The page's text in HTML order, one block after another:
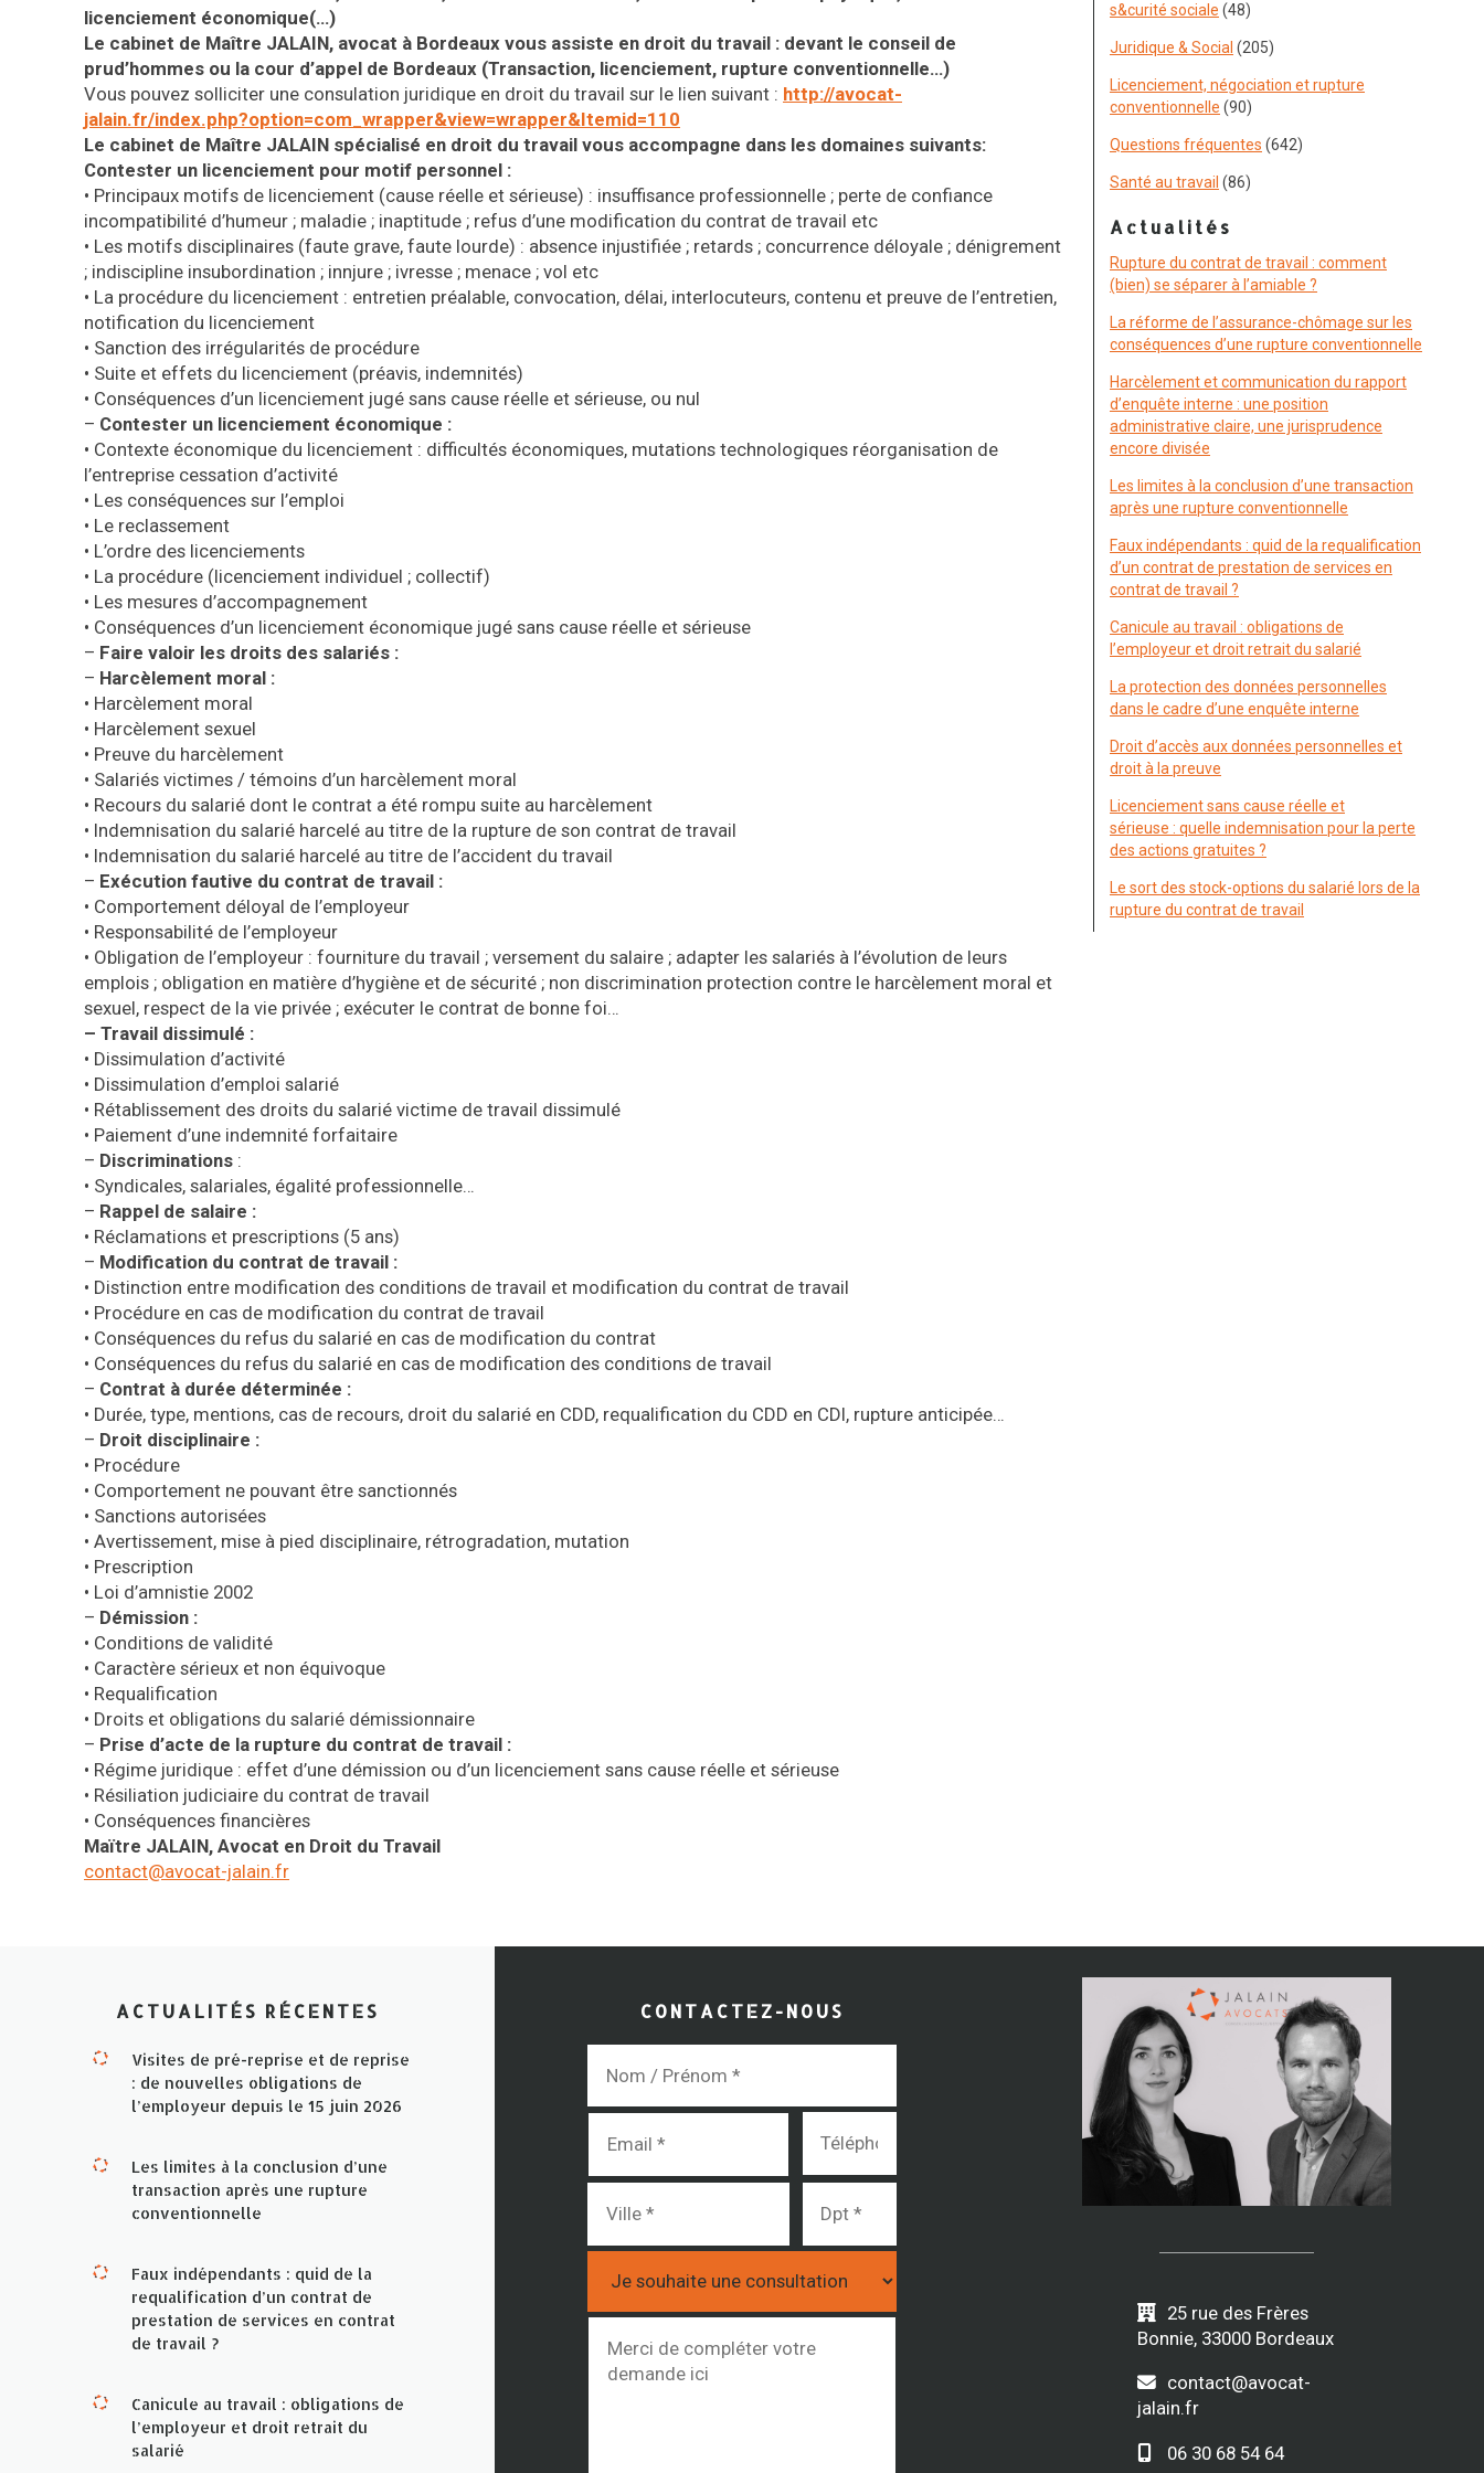
licenciement économique(…)
Le cabinet de Maître JALAIN, avocat à Bordeaux vous assiste en droit du travail : devant le conseil de
prud’hommes ou la cour d’appel de Bordeaux (Transaction, licenciement, rupture conventionnelle…)
Vous pouvez solliciter une consulation juridique en droit du travail sur le lien suivant : http://avocat-
jalain.fr/index.php?option=com_wrapper&view=wrapper&Itemid=110
Le cabinet de Maître JALAIN spécialisé en droit du travail vous accompagne dans les domaines suivants:
Contester un licenciement pour motif personnel :
• Principaux motifs de licenciement (cause réelle et sérieuse) : insuffisance professionnelle ; perte de confiance
incompatibilité d’humeur ; maladie ; inaptitude ; refus d’une modification du contrat de travail etc
• Les motifs disciplinaires (faute grave, faute lourde) : absence injustifiée ; retards ; concurrence déloyale ; dénigrement
; indiscipline insubordination ; innjure ; ivresse ; menace ; vol etc
• La procédure du licenciement : entretien préalable, convocation, délai, interlocuteurs, contenu et preuve de l’entretien,
notification du licenciement
• Sanction des irrégularités de procédure
• Suite et effets du licenciement (préavis, indemnités)
• Conséquences d’un licenciement jugé sans cause réelle et sérieuse, ou nul
– Contester un licenciement économique :
• Contexte économique du licenciement : difficultés économiques, mutations technologiques réorganisation de
l’entreprise cessation d’activité
• Les conséquences sur l’emploi
• Le reclassement
• L’ordre des licenciements
• La procédure (licenciement individuel ; collectif)
• Les mesures d’accompagnement
• Conséquences d’un licenciement économique jugé sans cause réelle et sérieuse
– Faire valoir les droits des salariés :
– Harcèlement moral :
• Harcèlement moral
• Harcèlement sexuel
• Preuve du harcèlement
• Salariés victimes / témoins d’un harcèlement moral
• Recours du salarié dont le contrat a été rompu suite au harcèlement
• Indemnisation du salarié harcelé au titre de la rupture de son contrat de travail
• Indemnisation du salarié harcelé au titre de l’accident du travail
– Exécution fautive du contrat de travail :
• Comportement déloyal de l’employeur
• Responsabilité de l’employeur
• Obligation de l’employeur : fourniture du travail ; versement du salaire ; adapter les salariés à l’évolution de leurs
emplois ; obligation en matière d’hygiène et de sécurité ; non discrimination protection contre le harcèlement moral et
sexuel, respect de la vie privée ; exécuter le contrat de bonne foi…
– Travail dissimulé :
• Dissimulation d’activité
• Dissimulation d’emploi salarié
• Rétablissement des droits du salarié victime de travail dissimulé
• Paiement d’une indemnité forfaitaire
– Discriminations :
• Syndicales, salariales, égalité professionnelle…
– Rappel de salaire :
• Réclamations et prescriptions (5 ans)
– Modification du contrat de travail :
• Distinction entre modification des conditions de travail et modification du contrat de travail
• Procédure en cas de modification du contrat de travail
• Conséquences du refus du salarié en cas de modification du contrat
• Conséquences du refus du salarié en cas de modification des conditions de travail
– Contrat à durée déterminée :
• Durée, type, mentions, cas de recours, droit du salarié en CDD, requalification du CDD en CDI, rupture anticipée…
– Droit disciplinaire :
• Procédure
• Comportement ne pouvant être sanctionnés
• Sanctions autorisées
• Avertissement, mise à pied disciplinaire, rétrogradation, mutation
• Prescription
• Loi d’amnistie 2002
– Démission :
• Conditions de validité
• Caractère sérieux et non équivoque
• Requalification
• Droits et obligations du salarié démissionnaire
– Prise d’acte de la rupture du contrat de travail :
• Régime juridique : effet d’une démission ou d’un licenciement sans cause réelle et sérieuse
• Résiliation judiciaire du contrat de travail
• Conséquences financières
Maïtre JALAIN, Avocat en Droit du Travail
contact@avocat-jalain.fr
s&curité sociale (48)
Juridique & Social (205)
Licenciement, négociation et rupture
conventionnelle (90)
Questions fréquentes (642)
Santé au travail (86)
Actualités
Rupture du contrat de travail : comment
(bien) se séparer à l’amiable ?
La réforme de l’assurance-chômage sur les
conséquences d’une rupture conventionnelle
Harcèlement et communication du rapport
d’enquête interne : une position
administrative claire, une jurisprudence
encore divisée
Les limites à la conclusion d’une transaction
après une rupture conventionnelle
Faux indépendants : quid de la requalification
d’un contrat de prestation de services en
contrat de travail ?
Canicule au travail : obligations de
l’employeur et droit retrait du salarié
La protection des données personnelles
dans le cadre d’une enquête interne
Droit d’accès aux données personnelles et
droit à la preuve
Licenciement sans cause réelle et
sérieuse : quelle indemnisation pour la perte
des actions gratuites ?
Le sort des stock-options du salarié lors de la
rupture du contrat de travail
ACTUALITÉS RÉCENTES
Visites de pré-reprise et de reprise
: de nouvelles obligations de
l’employeur depuis le 15 juin 2026
Les limites à la conclusion d’une
transaction après une rupture
conventionnelle
Faux indépendants : quid de la
requalification d’un contrat de
prestation de services en contrat
de travail ?
Canicule au travail : obligations de
l’employeur et droit retrait du
salarié
CONTACTEZ-NOUS
25 rue des Frères
Bonnie, 33000 Bordeaux
contact@avocat-
jalain.fr
06 30 68 54 64